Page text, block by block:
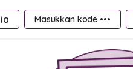
Masukkan kode •••